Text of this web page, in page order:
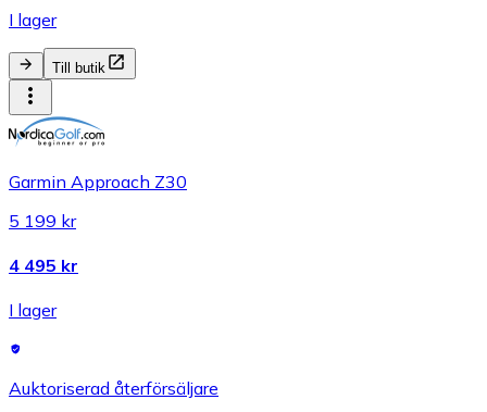
I lager
Till butik
Garmin Approach Z30
5 199 kr
4 495 kr
I lager
Auktoriserad återförsäljare